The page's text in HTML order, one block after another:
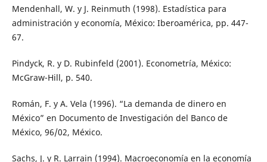
Mendenhall, W. y J. Reinmuth (1998). Estadística para
administración y economía, México: Iberoamérica, pp. 447-
67.
Pindyck, R. y D. Rubinfeld (2001). Econometría, México:
McGraw-Hill, p. 540.
Román, F. y A. Vela (1996). “La demanda de dinero en
México” en Documento de Investigación del Banco de
México, 96/02, México.
Sachs, J. y R. Larrain (1994). Macroeconomía en la economía